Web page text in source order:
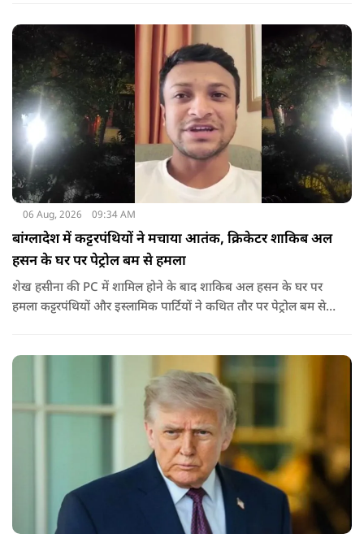
06 Aug, 2026 09:34 AM
बांग्लादेश में कट्टरपंथियों ने मचाया आतंक, क्रिकेटर शाकिब अल
हसन के घर पर पेट्रोल बम से हमला
शेख हसीना की PC में शामिल होने के बाद शाकिब अल हसन के घर पर
हमला कट्टरपंथियों और इस्लामिक पार्टियों ने कथित तौर पर पेट्रोल बम से
जरिए संबोधन दिया था.